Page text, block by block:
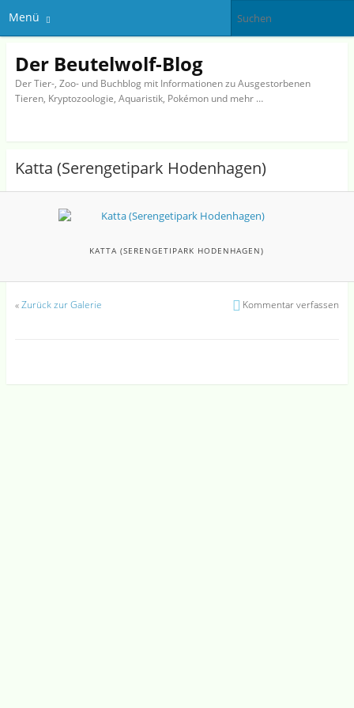
Menü
Der Beutelwolf-Blog
Der Tier-, Zoo- und Buchblog mit Informationen zu Ausgestorbenen
Tieren, Kryptozoologie, Aquaristik, Pokémon und mehr …
Katta (Serengetipark Hodenhagen)
KATTA (SERENGETIPARK HODENHAGEN)
«Zurück zur Galerie Kommentar verfassen